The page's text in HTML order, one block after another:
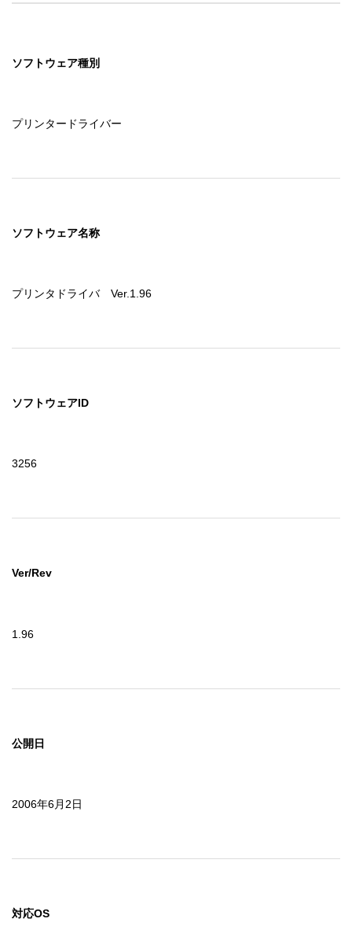
セイコーエプソン株式会社に帰属します。
ソフトウェア種別
プリンタードライバー
ソフトウェア名称
プリンタドライバ　Ver.1.96
ソフトウェアID
3256
Ver/Rev
1.96
公開日
2006年6月2日
対応OS